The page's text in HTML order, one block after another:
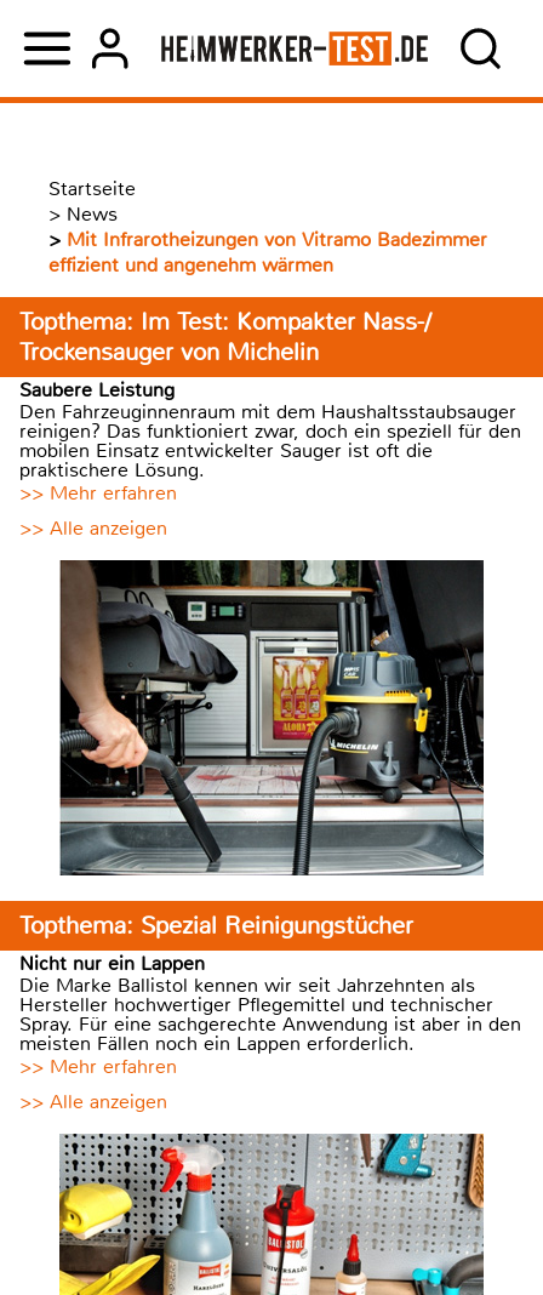
Startseite
> News
> Mit Infrarotheizungen von Vitramo Badezimmer
effizient und angenehm wärmen
Topthema: Im Test: Kompakter Nass-/
Trockensauger von Michelin
Saubere Leistung
Den Fahrzeuginnenraum mit dem Haushaltsstaubsauger
reinigen? Das funktioniert zwar, doch ein speziell für den
mobilen Einsatz entwickelter Sauger ist oft die
praktischere Lösung.
>> Mehr erfahren
>> Alle anzeigen
Topthema: Spezial Reinigungstücher
Nicht nur ein Lappen
Die Marke Ballistol kennen wir seit Jahrzehnten als
Hersteller hochwertiger Pflegemittel und technischer
Spray. Für eine sachgerechte Anwendung ist aber in den
meisten Fällen noch ein Lappen erforderlich.
>> Mehr erfahren
>> Alle anzeigen